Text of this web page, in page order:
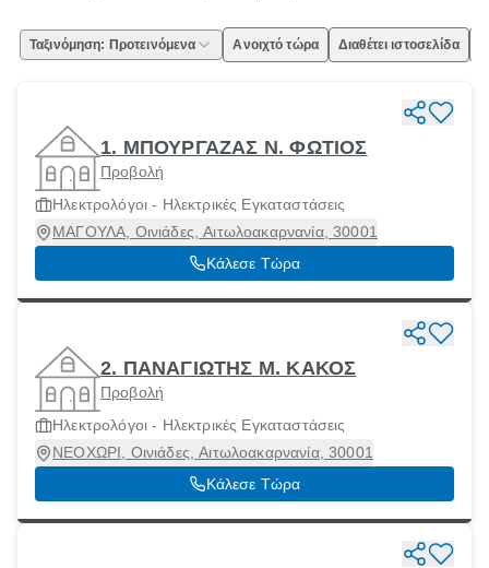
Ταξινόμηση: Προτεινόμενα Ανοιχτό τώρα Διαθέτει ιστοσελίδα
1. ΜΠΟΥΡΓΑΖΑΣ Ν. ΦΩΤΙΟΣ
Προβολή
Ηλεκτρολόγοι - Ηλεκτρικές Εγκαταστάσεις
ΜΑΓΟΥΛΑ, Οινιάδες, Αιτωλοακαρνανία, 30001
Κάλεσε Τώρα
2. ΠΑΝΑΓΙΩΤΗΣ Μ. ΚΑΚΟΣ
Προβολή
Ηλεκτρολόγοι - Ηλεκτρικές Εγκαταστάσεις
ΝΕΟΧΩΡΙ, Οινιάδες, Αιτωλοακαρνανία, 30001
Κάλεσε Τώρα